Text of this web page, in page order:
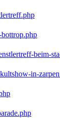
beim-
in-